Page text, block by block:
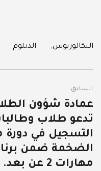
Categories
البكالوريوس, الدبلوم
المقالات
السابق
المقالة
السابقة:
عمادة شؤون
تدعو طلاب
التسجيل في دورة
الضخمة ضمن
مهارات 2 عن بعد.